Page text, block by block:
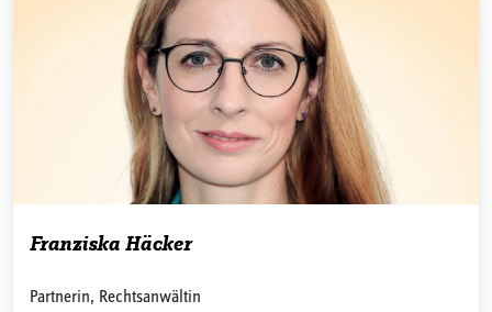
Franziska Häcker
Partnerin, Rechtsanwältin